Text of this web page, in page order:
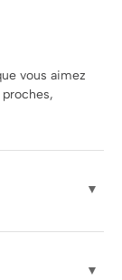
vous aimez
▼
▼